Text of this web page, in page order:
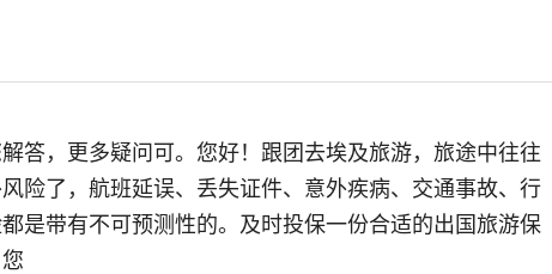
答，更多疑问可。您好！跟团去埃及旅游，旅途中往往
险了，航班延误、丢失证件、意外疾病、交通事故、行
是带有不可预测性的。及时投保一份合适的出国旅游保